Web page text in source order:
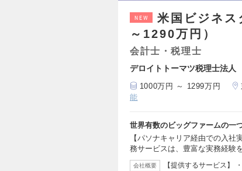
NEW
米国ビジネ
～1290万円）
会計士・税理士
デロイトトーマツ税理士法人
1000万円 ～ 1299万円
能
世界有数のビッグファームの一
【パソナキャリア経由での入
務サービスは、豊富な実務経験
会社概要
【提供するサービス】